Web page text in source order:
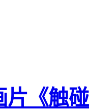
片《触